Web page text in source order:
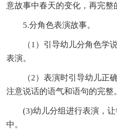
意故事中春天的变化，再完整
5.分角色表演故事。
（1）引导幼儿分角色学
表演。
（2）表演时引导幼儿正
注意说话的语气和语句的完整。
(3)幼儿分组进行表演，
中。